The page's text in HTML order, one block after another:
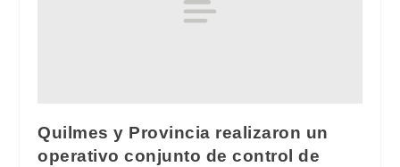
Quilmes y Provincia realizaron un
operativo conjunto de control de